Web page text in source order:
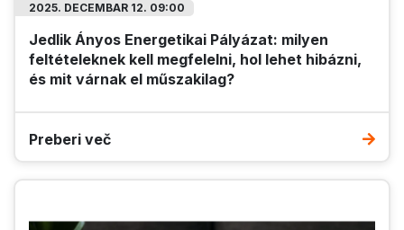
2025. DECEMBAR 12. 09:00
Jedlik Ányos Energetikai Pályázat: milyen
feltételeknek kell megfelelni, hol lehet hibázni,
és mit várnak el műszakilag?
Preberi več